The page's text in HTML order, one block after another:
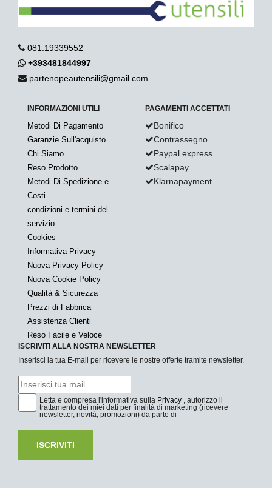
081.19339552
+393481844997
partenopeautensili@gmail.com
INFORMAZIONI UTILI
Metodi Di Pagamento
Garanzie Sull'acquisto
Chi Siamo
Reso Prodotto
Metodi Di Spedizione e
Costi
condizioni e termini del
servizio
Cookies
Informativa Privacy
Nuova Privacy Policy
Nuova Cookie Policy
Qualità & Sicurezza
Prezzi di Fabbrica
Assistenza Clienti
Reso Facile e Veloce
PAGAMENTI ACCETTATI
Bonifico
Contrassegno
Paypal express
Scalapay
Klarnapayment
ISCRIVITI ALLA NOSTRA NEWSLETTER
Inserisci la tua E-mail per ricevere le nostre offerte tramite newsletter.
Letta e compresa l'informativa sulla Privacy , autorizzo il
trattamento dei miei dati per finalità di marketing (ricevere
newsletter, novità, promozioni) da parte di
ISCRIVITI